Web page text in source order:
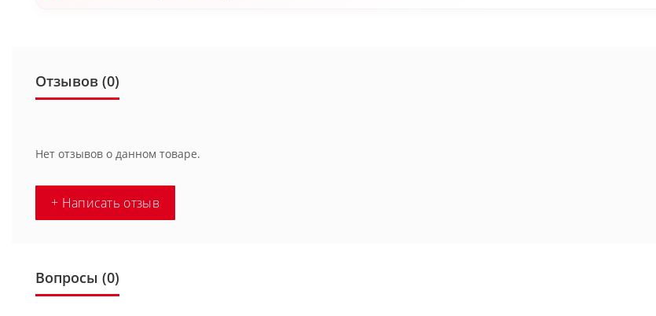
Отзывов (0)
Нет отзывов о данном товаре.
+ Написать отзыв
Вопросы (0)